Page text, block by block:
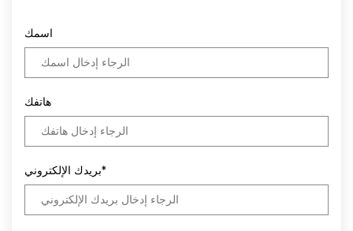
اسمك
هاتفك
بريدك الإلكتروني*